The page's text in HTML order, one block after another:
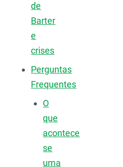
de
Barter
e
crises
Perguntas
Frequentes
O
que
acontece
se
uma